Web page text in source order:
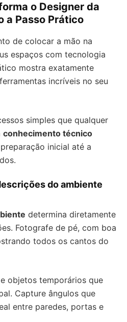
o Designer da
a Passo Prático
de colocar a mão na
espaços com tecnologia
mostra exatamente
incríveis no seu
simples que qualquer
conhecimento técnico
inicial até a
do ambiente
determina diretamente
Fotografe de pé, com boa
todos os cantos do
objetos temporários que
Capture ângulos que
entre paredes, portas e